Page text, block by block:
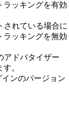
ラッキングを有効
されている場合に
ラッキングを無効
アドバタイザー
。
ンのバージョン